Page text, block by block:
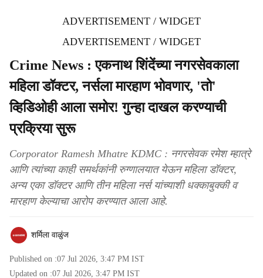
ADVERTISEMENT / WIDGET
ADVERTISEMENT / WIDGET
Crime News : एकनाथ शिंदेंच्या नगरसेवकाला
महिला डॉक्टर, नर्सला मारहाण भोवणार, 'तो'
व्हिडिओही आला समोर! गुन्हा दाखल करण्याची
प्रक्रिया सुरू
Corporator Ramesh Mhatre KDMC : नगरसेवक रमेश म्हात्रे
आणि त्यांच्या काही समर्थकांनी रुग्णालयात येऊन महिला डॉक्टर,
अन्य एका डॉक्टर आणि तीन महिला नर्स यांच्याशी धक्काबुक्की व
मारहाण केल्याचा आरोप करण्यात आला आहे.
शर्मिला वाळुंज
Published on :07 Jul 2026, 3:47 PM IST
Updated on :07 Jul 2026, 3:47 PM IST